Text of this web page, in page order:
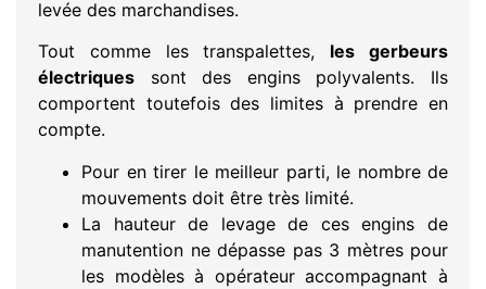
levée des marchandises.
Tout comme les transpalettes, les gerbeurs
électriques sont des engins polyvalents. Ils
comportent toutefois des limites à prendre en
compte.
Pour en tirer le meilleur parti, le nombre de
mouvements doit être très limité.
La hauteur de levage de ces engins de
manutention ne dépasse pas 3 mètres pour
les modèles à opérateur accompagnant à